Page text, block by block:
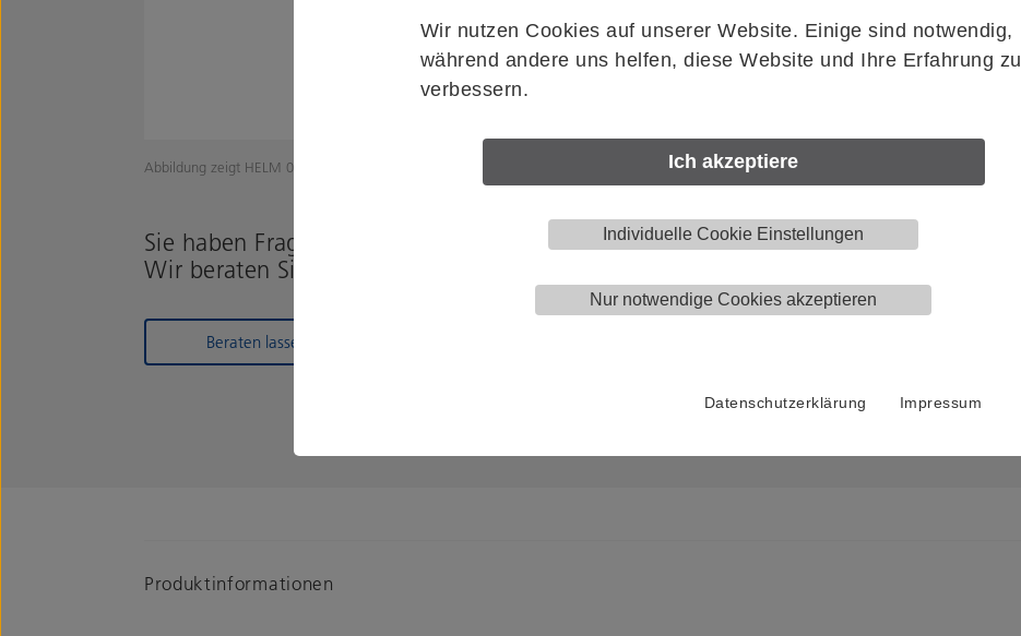
Wir nutzen Cookies auf unserer Website. Einige sind notwendig,
während andere uns helfen, diese Website und Ihre Erfahrung zu
verbessern.
Ich akzeptiere
Individuelle Cookie Einstellungen
Nur notwendige Cookies akzeptieren
Datenschutzerklärung Impressum
Abbildung zeigt HELM 0056404
Sie haben Fragen zum Produkt?
Wir beraten Sie gerne!
Beraten lassen
Flügelstärke
Artikelnummer
Stück
Produktinformationen